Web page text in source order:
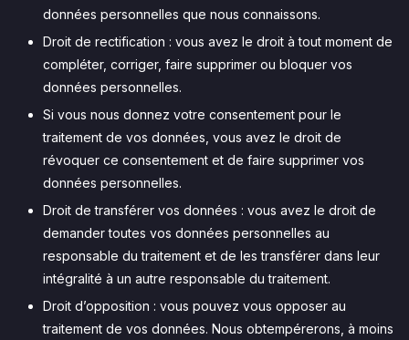
données personnelles que nous connaissons.
Droit de rectification : vous avez le droit à tout moment de
compléter, corriger, faire supprimer ou bloquer vos
données personnelles.
Si vous nous donnez votre consentement pour le
traitement de vos données, vous avez le droit de
révoquer ce consentement et de faire supprimer vos
données personnelles.
Droit de transférer vos données : vous avez le droit de
demander toutes vos données personnelles au
responsable du traitement et de les transférer dans leur
intégralité à un autre responsable du traitement.
Droit d’opposition : vous pouvez vous opposer au
traitement de vos données. Nous obtempérerons, à moins